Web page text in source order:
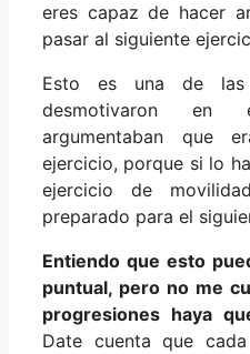
eres capaz de hacer
pasar al siguiente
Esto es una de
desmotivaron en
argumentaban que
ejercicio, porque si lo
ejercicio de
preparado para el
Entiendo que esto
puntual, pero no me
progresiones haya
Date cuenta que